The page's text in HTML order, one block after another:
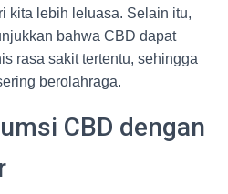
kita lebih leluasa. Selain itu,
bahwa CBD dapat
rasa sakit tertentu, sehingga
berolahraga.
CBD dengan